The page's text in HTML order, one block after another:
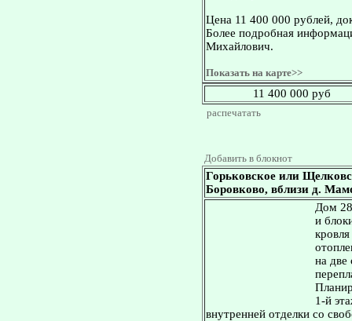
Цена 11 400 000 рублей,
Более подробная
Михайлович.
Показать на карте>>
11 400 000 руб
распечатать
Добавить в блокнот
Горьковское или
Боровково, вблизи д.
Дом
и
на
1-й
внутренней отделки со